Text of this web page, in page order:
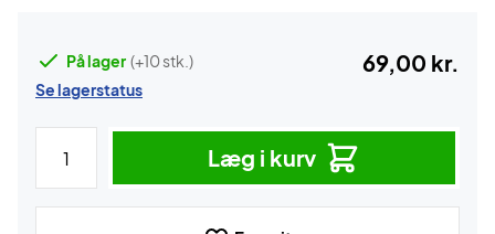
På lager (+10 stk.)
Se lagerstatus
69,00 kr.
Læg i kurv